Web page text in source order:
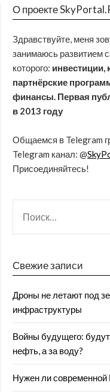
О проекте
Здравствуйте, меня
занимаюсь развитием
которого: инвестиции,
партнёрские
финансы. Первая
в 2013 году
Общаемся в Telegram
Telegram канал: @
Присоединяйтесь!
Свежие записи
Дроны не летают под
инфраструктуры
Войны будущего:
нефть, а за воду?
Нужен ли современной